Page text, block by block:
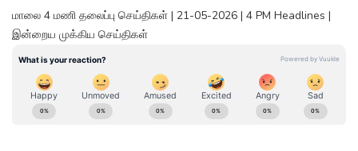
மாலை 4 மணி தலைப்பு செய்திகள் | 21-05-2026 | 4 PM Headlines |
இன்றைய முக்கிய செய்திகள்